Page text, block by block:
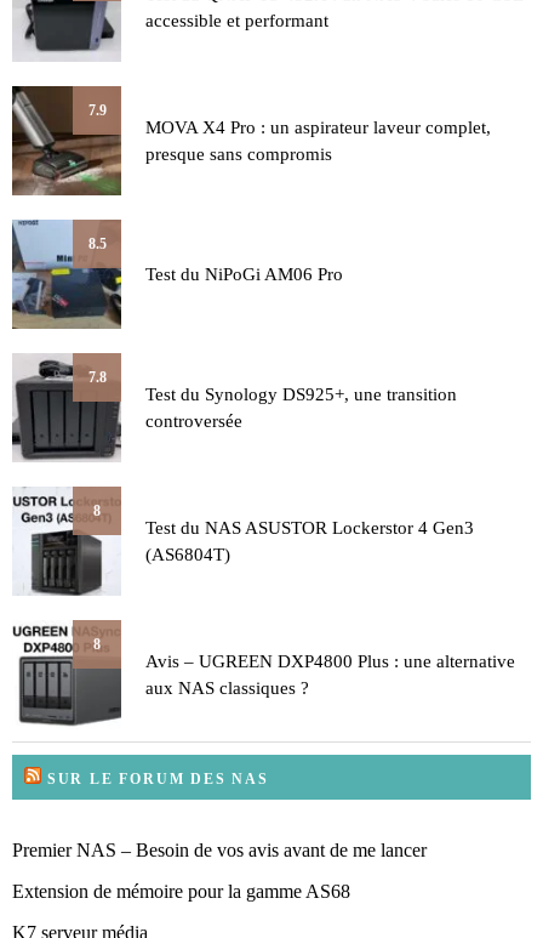
accessible et performant
7.9
MOVA X4 Pro : un aspirateur laveur complet,
presque sans compromis
8.5
Test du NiPoGi AM06 Pro
7.8
Test du Synology DS925+, une transition
controversée
8
Test du NAS ASUSTOR Lockerstor 4 Gen3
(AS6804T)
8
Avis – UGREEN DXP4800 Plus : une alternative
aux NAS classiques ?
SUR LE FORUM DES NAS
Premier NAS – Besoin de vos avis avant de me lancer
Extension de mémoire pour la gamme AS68
K7 serveur média